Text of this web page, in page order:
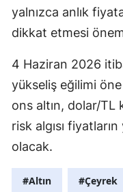
yalnızca anlık
dikkat etmesi
4 Haziran 2026
yükseliş eğilimi
ons altın, dolar/TL
risk algısı
olacak.
#Altın #Çeyrek